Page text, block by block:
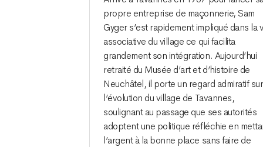
propre entreprise de maçonnerie, Sam
Gyger s’est rapidement impliqué dans la
associative du village ce qui facilita
grandement son intégration. Aujourd’hui
retraité du Musée d’art et d’histoire de
Neuchâtel, il porte un regard admiratif sur
l’évolution du village de Tavannes,
soulignant au passage que ses autorités
adoptent une politique réfléchie en
l’argent à la bonne place sans faire de